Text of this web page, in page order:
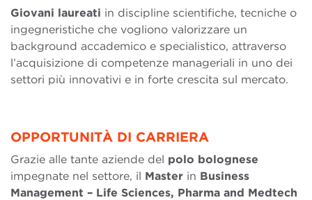
Giovani laureati in discipline scientifiche, tecniche o
ingegneristiche che vogliono valorizzare un
background accademico e specialistico, attraverso
l’acquisizione di competenze manageriali in uno dei
settori più innovativi e in forte crescita sul mercato.
OPPORTUNITÀ DI CARRIERA
Grazie alle tante aziende del polo bolognese
impegnate nel settore, il Master in Business
Management – Life Sciences, Pharma and Medtech